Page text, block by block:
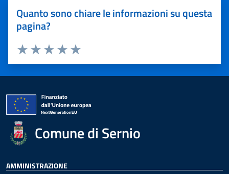
Quanto sono chiare le informazioni su questa
pagina?
Valuta 5 stelle su 5
Valuta 4 stelle su 5
Valuta 3 stelle su 5
Valuta 2 stelle su 5
Valuta 1 stelle su 5
Comune di Sernio
AMMINISTRAZIONE